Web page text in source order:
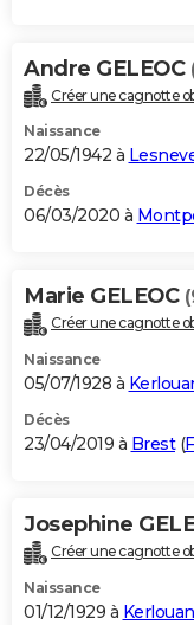
Andre GELEOC
Créer une cagnotte
Naissance
22/05/1942 à
Décès
06/03/2020 à
Marie GELEOC
Créer une cagnotte
Naissance
05/07/1928 à
Décès
23/04/2019 à Brest(
Josephine
Créer une cagnotte
Naissance
01/12/1929 à Kerlouan